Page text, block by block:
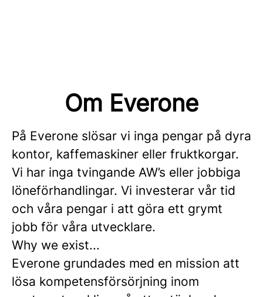
Om Everone
På Everone slösar vi inga pengar på dyra
kontor, kaffemaskiner eller fruktkorgar.
Vi har inga tvingande AW’s eller jobbiga
löneförhandlingar. Vi investerar vår tid
och våra pengar i att göra ett grymt
jobb för våra utvecklare.
Why we exist...
Everone grundades med en mission att
lösa kompetensförsörjning inom